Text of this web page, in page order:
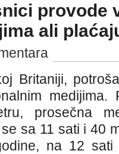
provode
ali
Britaniji,
medijima.
prosečna
sa 11 sati i 40
na 12